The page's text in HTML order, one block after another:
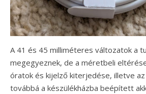
A 41 és 45 milliméteres változatok a
megegyeznek, de a méretbeli
óratok és kijelző kiterjedése, illetve
továbbá a készülékházba beépített